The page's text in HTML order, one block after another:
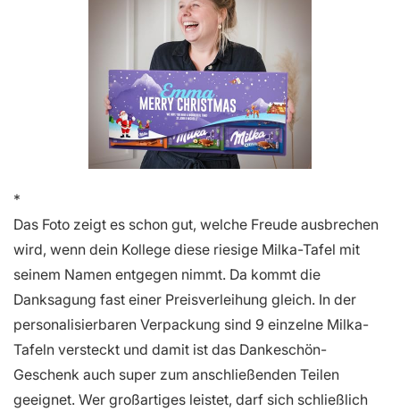
Das Foto zeigt es schon gut, welche Freude ausbrechen
wird, wenn dein Kollege diese riesige Milka-Tafel mit
seinem Namen entgegen nimmt. Da kommt die
Danksagung fast einer Preisverleihung gleich. In der
personalisierbaren Verpackung sind 9 einzelne Milka-
Tafeln versteckt und damit ist das Dankeschön-
Geschenk auch super zum anschließenden Teilen
geeignet. Wer großartiges leistet, darf sich schließlich